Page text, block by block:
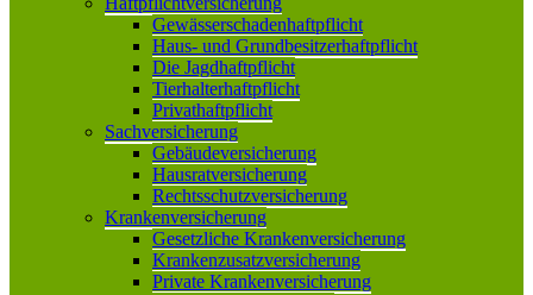
Gewässerschadenhaftpflicht
Haus- und Grundbesitzerhaftpflicht
Die Jagdhaftpflicht
Tierhalterhaftpflicht
Privathaftpflicht
Sachversicherung
Gebäudeversicherung
Hausratversicherung
Rechtsschutzversicherung
Krankenversicherung
Gesetzliche Krankenversicherung
Krankenzusatzversicherung
Private Krankenversicherung